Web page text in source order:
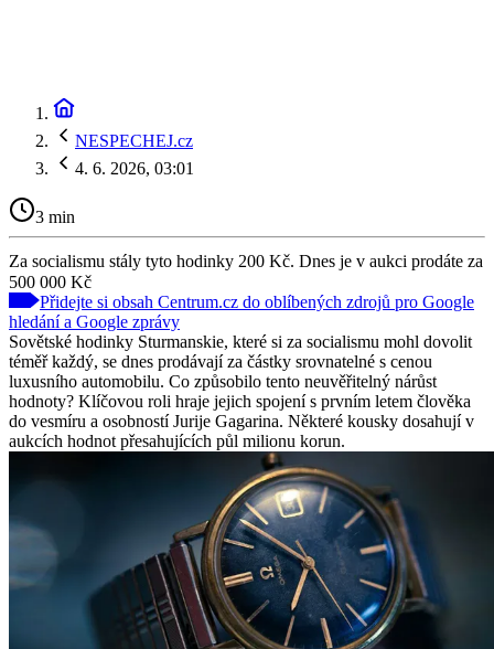
NESPECHEJ.cz
4. 6. 2026, 03:01
3 min
Za socialismu stály tyto hodinky 200 Kč. Dnes je v aukci prodáte za
500 000 Kč
Přidejte si obsah Centrum.cz do oblíbených zdrojů pro Google
hledání a Google zprávy
Sovětské hodinky Sturmanskie, které si za socialismu mohl dovolit
téměř každý, se dnes prodávají za částky srovnatelné s cenou
luxusního automobilu. Co způsobilo tento neuvěřitelný nárůst
hodnoty? Klíčovou roli hraje jejich spojení s prvním letem člověka
do vesmíru a osobností Jurije Gagarina. Některé kousky dosahují v
aukcích hodnot přesahujících půl milionu korun.